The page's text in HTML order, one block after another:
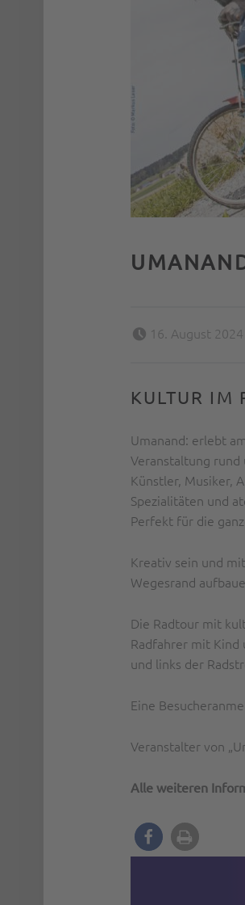
16. August 2024
KULTUR IM
Umanand: erlebt
Veranstaltung rund
Künstler, Musiker,
Spezialitäten und
Perfekt für die
Kreativ sein und
Wegesrand
Die Radtour mit
Radfahrer mit Kind
und links der
Eine
Veranstalter von
Alle weiteren